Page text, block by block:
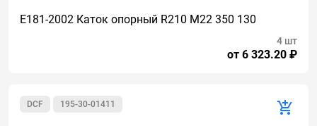
E181-2002 Каток опорный R210 M22 350 130
от 6 323.20 ₽
4 шт
195-30-01411
DCF